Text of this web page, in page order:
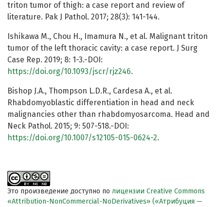
triton tumor of thigh: a case report and review of
literature. Pak J Pathol. 2017; 28(3): 141-144.
Ishikawa M., Chou H., Imamura N., et al. Malignant triton
tumor of the left thoracic cavity: a case report. J Surg
Case Rep. 2019; 8: 1-3.-DOI:
https://doi.org/10.1093/jscr/rjz246.
Bishop J.A., Thompson L.D.R., Cardesa A., et al.
Rhabdomyoblastic differentiation in head and neck
malignancies other than rhabdomyosarcoma. Head and
Neck Pathol. 2015; 9: 507-518.-DOI:
https://doi.org/10.1007/s12105-015-0624-2.
Это произведение доступно по лицензии Creative Commons
«Attribution-NonCommercial-NoDerivatives» («Атрибуция —